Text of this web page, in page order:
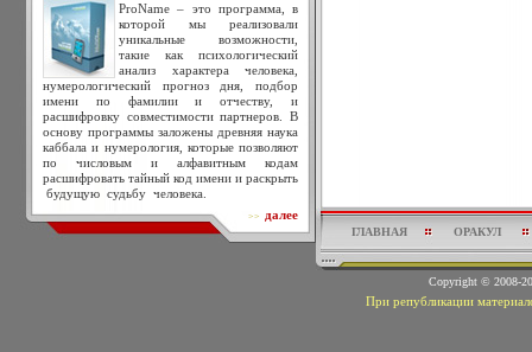
ProName – это программа, в
которой мы реализовали
уникальные возможности,
такие как психологический
анализ характера человека,
нумерологический прогноз дня, подбор
имени по фамилии и отчеству, и
расшифровку совместимости партнеров. В
основу программы заложены древняя наука
каббала и нумерология, которые позволяют
по числовым и алфавитным кодам
расшифровать тайный код имени и раскрыть
будущую судьбу человека.
>> далее
ГЛАВНАЯ ОРАКУЛ
Copyright © 2008-
При републикации